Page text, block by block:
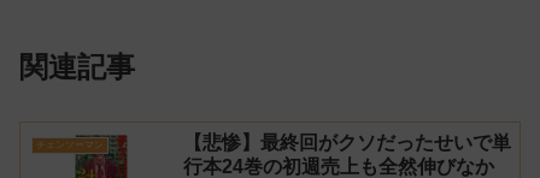
関連記事
チェンソーマン
【悲惨】最終回がクソだったせいで単
行本24巻の初週売上も全然伸びなか